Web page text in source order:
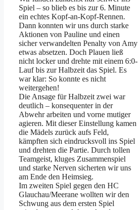
Spiel – so blieb es bis zur 6. Minute
ein echtes Kopf-an-Kopf-Rennen.
Dann konnten wir uns durch starke
Aktionen von Pauline und einen
sicher verwandelten Penalty von Amy
etwas absetzen. Doch Plauen ließ
nicht locker und drehte mit einem 6:0-
Lauf bis zur Halbzeit das Spiel. Es
war klar: So konnte es nicht
weitergehen!
Die Ansage für Halbzeit zwei war
deutlich – konsequenter in der
Abwehr arbeiten und vorne mutiger
agieren. Mit dieser Einstellung kamen
die Mädels zurück aufs Feld,
kämpften sich eindrucksvoll ins Spiel
und drehten die Partie. Durch tollen
Teamgeist, kluges Zusammenspiel
und starke Nerven sicherten wir uns
am Ende den Heimsieg.
Im zweiten Spiel gegen den HC
Glauchau/Meerane wollten wir den
Schwung aus dem ersten Spiel